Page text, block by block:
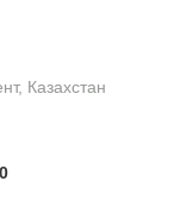
Казахстан